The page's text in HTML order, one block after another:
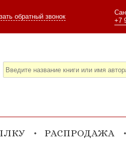
обратный звонок
+7
РАСПРОДАЖА